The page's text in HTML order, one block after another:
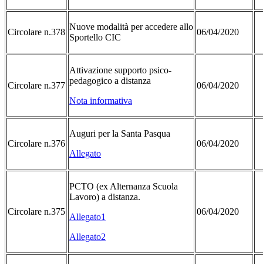
Circolare n.378
Nuove modalità per accedere allo
Sportello CIC
06/04/2020
Circolare n.377
Attivazione supporto psico-
pedagogico a distanza
Nota informativa
06/04/2020
Circolare n.376
Auguri per la Santa Pasqua
Allegato
06/04/2020
Circolare n.375
PCTO (ex Alternanza Scuola
Lavoro) a distanza.
Allegato1
Allegato2
06/04/2020